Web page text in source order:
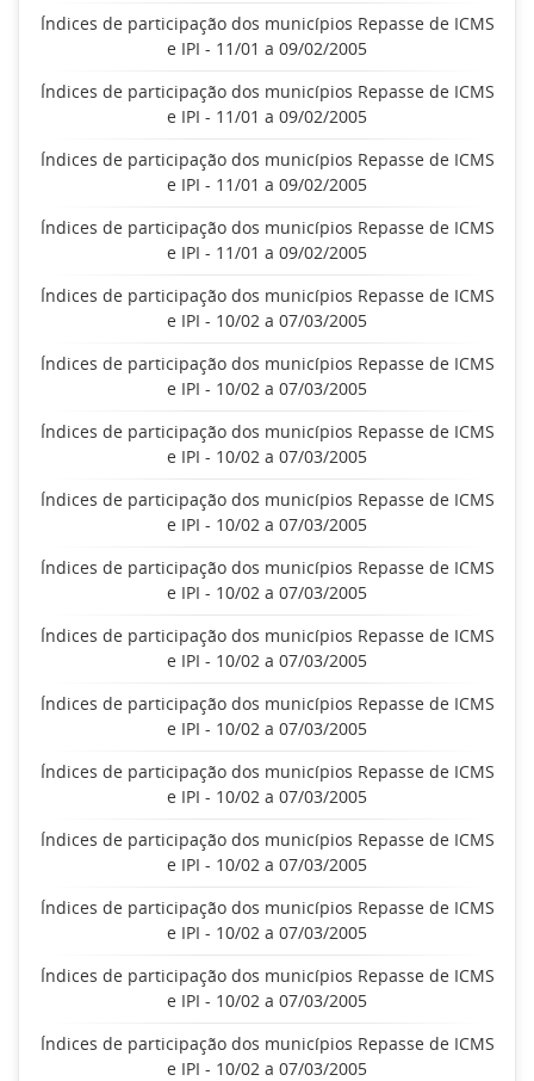
Índices de participação dos municípios Repasse de ICMS
e IPI - 11/01 a 09/02/2005
Índices de participação dos municípios Repasse de ICMS
e IPI - 11/01 a 09/02/2005
Índices de participação dos municípios Repasse de ICMS
e IPI - 11/01 a 09/02/2005
Índices de participação dos municípios Repasse de ICMS
e IPI - 11/01 a 09/02/2005
Índices de participação dos municípios Repasse de ICMS
e IPI - 10/02 a 07/03/2005
Índices de participação dos municípios Repasse de ICMS
e IPI - 10/02 a 07/03/2005
Índices de participação dos municípios Repasse de ICMS
e IPI - 10/02 a 07/03/2005
Índices de participação dos municípios Repasse de ICMS
e IPI - 10/02 a 07/03/2005
Índices de participação dos municípios Repasse de ICMS
e IPI - 10/02 a 07/03/2005
Índices de participação dos municípios Repasse de ICMS
e IPI - 10/02 a 07/03/2005
Índices de participação dos municípios Repasse de ICMS
e IPI - 10/02 a 07/03/2005
Índices de participação dos municípios Repasse de ICMS
e IPI - 10/02 a 07/03/2005
Índices de participação dos municípios Repasse de ICMS
e IPI - 10/02 a 07/03/2005
Índices de participação dos municípios Repasse de ICMS
e IPI - 10/02 a 07/03/2005
Índices de participação dos municípios Repasse de ICMS
e IPI - 10/02 a 07/03/2005
Índices de participação dos municípios Repasse de ICMS
e IPI - 10/02 a 07/03/2005